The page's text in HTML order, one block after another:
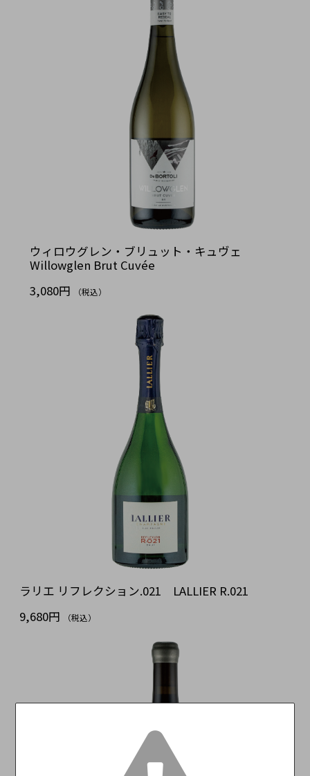
ウィロウグレン・ブリュット・キュヴェ
Willowglen Brut Cuvée
3,080円
（税込）
ラリエ リフレクション.021 LALLIER R.021
9,680円
（税込）